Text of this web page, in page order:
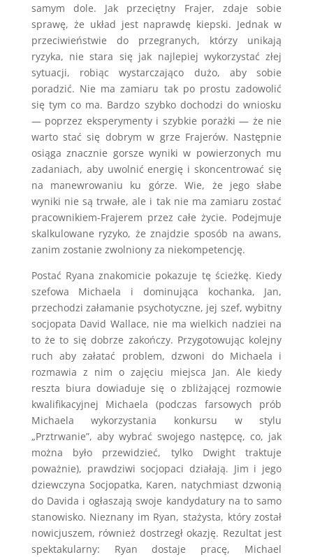
samym dole. Jak przeciętny Frajer, zdaje sobie
sprawę, że układ jest naprawdę kiepski. Jednak w
przeciwieństwie do przegranych, którzy unikają
ryzyka, nie stara się jak najlepiej wykorzystać złej
sytuacji, robiąc wystarczająco dużo, aby sobie
poradzić. Nie ma zamiaru tak po prostu zadowolić
się tym co ma. Bardzo szybko dochodzi do wniosku
— poprzez eksperymenty i szybkie porażki — że nie
warto stać się dobrym w grze Frajerów. Następnie
osiąga znacznie gorsze wyniki w powierzonych mu
zadaniach, aby uwolnić energię i skoncentrować się
na manewrowaniu ku górze. Wie, że jego słabe
wyniki nie są trwałe, ale i tak nie ma zamiaru zostać
pracownikiem-Frajerem przez całe życie. Podejmuje
skalkulowane ryzyko, że znajdzie sposób na awans,
zanim zostanie zwolniony za niekompetencję.
Postać Ryana znakomicie pokazuje tę ścieżkę. Kiedy
szefowa Michaela i dominująca kochanka, Jan,
przechodzi załamanie psychotyczne, jej szef, wybitny
socjopata David Wallace, nie ma wielkich nadziei na
to że to się dobrze zakończy. Przygotowując kolejny
ruch aby załatać problem, dzwoni do Michaela i
rozmawia z nim o zajęciu miejsca Jan. Ale kiedy
reszta biura dowiaduje się o zbliżającej rozmowie
kwalifikacyjnej Michaela (podczas farsowych prób
Michaela wykorzystania konkursu w stylu
„Prztrwanie”, aby wybrać swojego następcę, co, jak
można było przewidzieć, tylko Dwight traktuje
poważnie), prawdziwi socjopaci działają. Jim i jego
dziewczyna Socjopatka, Karen, natychmiast dzwonią
do Davida i ogłaszają swoje kandydatury na to samo
stanowisko. Nieznany im Ryan, stażysta, który został
nowicjuszem, również dostrzegł okazję. Rezultat jest
spektakularny: Ryan dostaje pracę, Michael